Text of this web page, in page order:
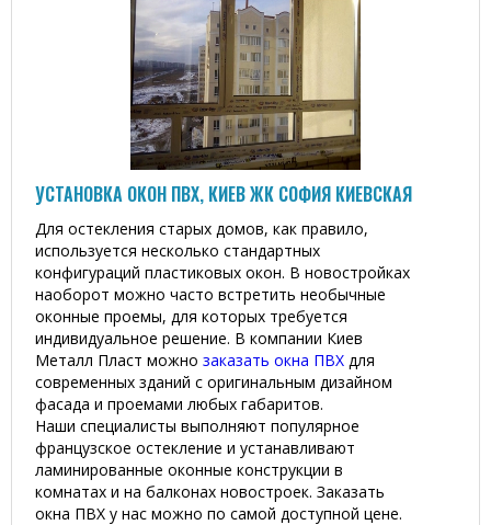
УСТАНОВКА ОКОН ПВХ, КИЕВ ЖК СОФИЯ КИЕВСКАЯ
Для остекления старых домов, как правило,
используется несколько стандартных
конфигураций пластиковых окон. В новостройках
наоборот можно часто встретить необычные
оконные проемы, для которых требуется
индивидуальное решение. В компании Киев
Металл Пласт можнозаказать окна ПВХ для
современных зданий с оригинальным дизайном
фасада и проемами любых габаритов.
Наши специалисты выполняют популярное
французское остекление и устанавливают
ламинированные оконные конструкции в
комнатах и на балконах новостроек. Заказать
окна ПВХ у нас можно по самой доступной цене.